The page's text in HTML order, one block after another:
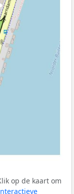
op de kaart om